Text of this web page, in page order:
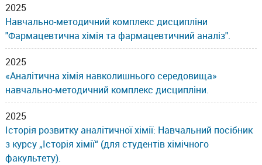
2025
Навчально-методичний комплекс дисципліни
"Фармацевтична хімія та фармацевтичний аналіз".
2025
«Аналітична хімія навколишнього середовища»
навчально-методичний комплекс дисципліни.
2025
Історія розвитку аналітичної хімії: Навчальний посібник
з курсу „Історія хімії“ (для студентів хімічного
факультету).